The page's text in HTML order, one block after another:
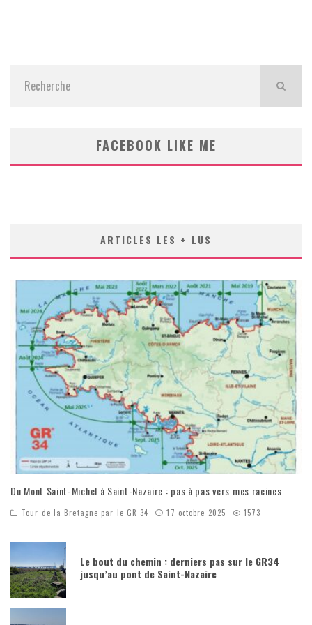
FACEBOOK LIKE ME
ARTICLES LES + LUS
Du Mont Saint-Michel à Saint-Nazaire : pas à pas vers mes racines
Tour de la Bretagne par le GR 34 17 octobre 2025 1573
Le bout du chemin : derniers pas sur le GR34
jusqu’au pont de Saint-Nazaire